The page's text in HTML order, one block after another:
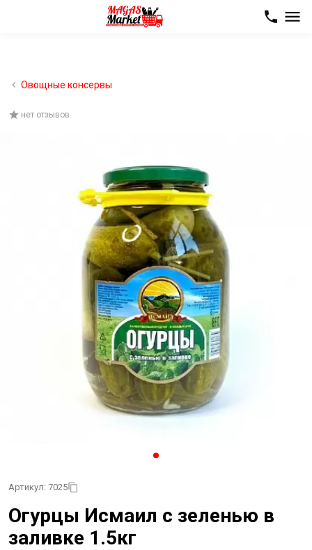
Овощные консервы
нет отзывов
Артикул: 7025
Огурцы Исмаил с зеленью в
заливке 1.5кг